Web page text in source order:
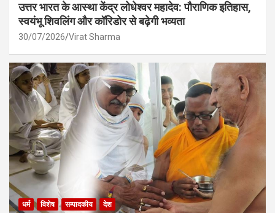
उत्तर भारत के आस्था केंद्र लोधेश्वर महादेव: पौराणिक इतिहास,
स्वयंभू शिवलिंग और कॉरिडोर से बढ़ेगी भव्यता
30/07/2026 Virat Sharma
धर्म विशेष सम्पादकीय देश